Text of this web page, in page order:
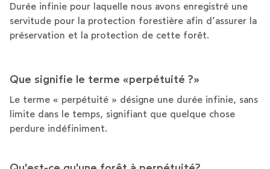
Durée infinie pour laquelle nous avons enregistré une
servitude pour la protection forestière afin d’assurer la
préservation et la protection de cette forêt.
Que signifie le terme «perpétuité ?»
Le terme « perpétuité » désigne une durée infinie, sans
limite dans le temps, signifiant que quelque chose
perdure indéfiniment.